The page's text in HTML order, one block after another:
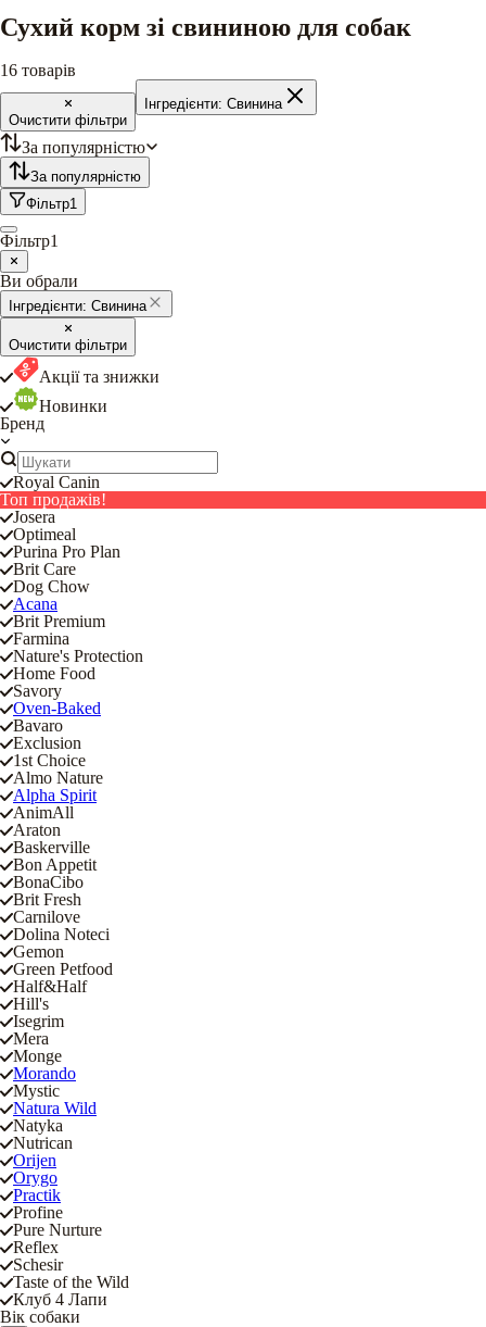
Сухий корм зі свининою для собак
16 товарів
Очистити фільтри
Інгредієнти: Свинина
За популярністю
За популярністю
Фільтр1
Фільтр1
Ви обрали
Інгредієнти: Свинина
Очистити фільтри
Акції та знижки
Новинки
Бренд
Royal Canin
Топ продажів!
Josera
Optimeal
Purina Pro Plan
Brit Care
Dog Chow
Acana
Brit Premium
Farmina
Nature's Protection
Home Food
Savory
Oven-Baked
Bavaro
Exclusion
1st Choice
Almo Nature
Alpha Spirit
AnimAll
Araton
Baskerville
Bon Appetit
BonaCibo
Brit Fresh
Carnilove
Dolina Noteci
Gemon
Green Petfood
Half&Half
Hill's
Isegrim
Mera
Monge
Morando
Mystic
Natura Wild
Natyka
Nutrican
Orijen
Orygo
Practik
Profine
Pure Nurture
Reflex
Schesir
Taste of the Wild
Клуб 4 Лапи
Вік собаки